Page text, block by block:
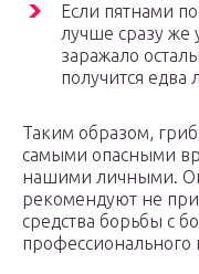
Если пятнами
лучше сразу же
заражало
получится едва
Таким образом,
самыми опасными
нашими личными.
рекомендуют не
средства борьбы с
профессионального